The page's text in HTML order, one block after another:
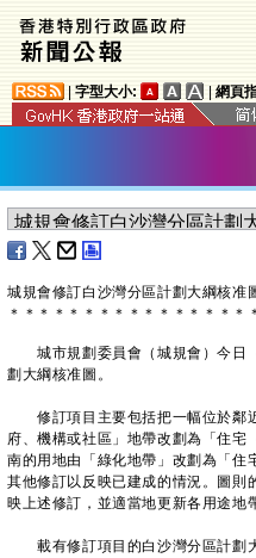
字型大小: 網頁
城規會修訂白沙灣分區計劃大綱核准
＊ ＊ ＊ ＊ ＊ ＊ ＊ ＊ ＊ ＊ ＊ ＊ ＊ ＊ ＊ ＊
城市規劃委員會（城規會）今日
劃大綱核准圖。
修訂項目主要包括把一幅位於鄰
府、機構或社區」地帶改劃為「住宅
南的用地由「綠化地帶」改劃為「住
其他修訂以反映已建成的情況。圖則
映上述修訂，並適當地更新各用途地
載有修訂項目的白沙灣分區計劃